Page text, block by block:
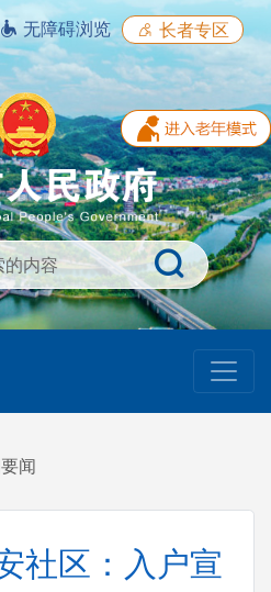
无障碍浏览 长者专区
闻
社区：入户宣